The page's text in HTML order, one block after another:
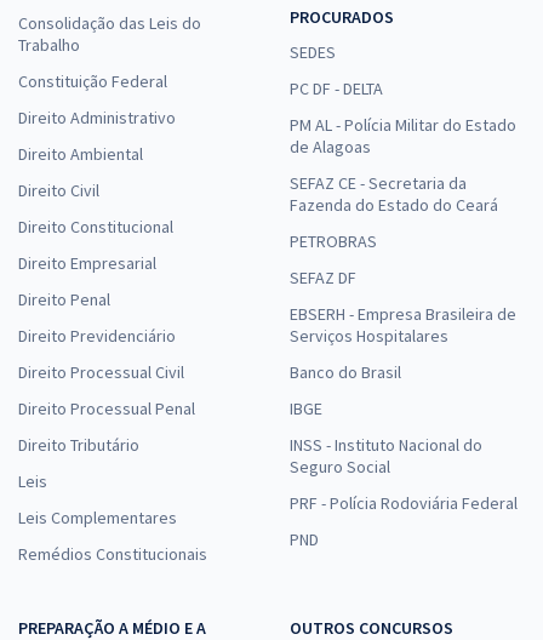
Consolidação das Leis do
Trabalho
Constituição Federal
Direito Administrativo
Direito Ambiental
Direito Civil
Direito Constitucional
Direito Empresarial
Direito Penal
Direito Previdenciário
Direito Processual Civil
Direito Processual Penal
Direito Tributário
Leis
Leis Complementares
Remédios Constitucionais
PROCURADOS
SEDES
PC DF - DELTA
PM AL - Polícia Militar do Estado
de Alagoas
SEFAZ CE - Secretaria da
Fazenda do Estado do Ceará
PETROBRAS
SEFAZ DF
EBSERH - Empresa Brasileira de
Serviços Hospitalares
Banco do Brasil
IBGE
INSS - Instituto Nacional do
Seguro Social
PRF - Polícia Rodoviária Federal
PND
PREPARAÇÃO A MÉDIO E A
OUTROS CONCURSOS